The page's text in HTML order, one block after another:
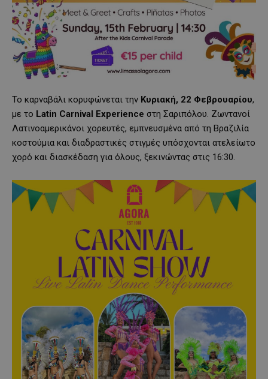
Το καρναβάλι κορυφώνεται την Κυριακή, 22 Φεβρουαρίου,
με το Latin Carnival Experience στη Σαριπόλου. Ζωντανοί
Λατινοαμερικάνοι χορευτές, εμπνευσμένα από τη Βραζιλία
κοστούμια και διαδραστικές στιγμές υπόσχονται ατελείωτο
χορό και διασκέδαση για όλους, ξεκινώντας στις 16:30.